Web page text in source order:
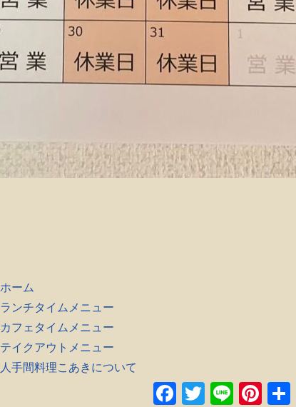
ホーム
ランチタイムメニュー
カフェタイムメニュー
テイクアウトメニュー
人手間料理こあきについて
FacebookTwitter Line